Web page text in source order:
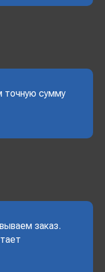
точную сумму
заказ.